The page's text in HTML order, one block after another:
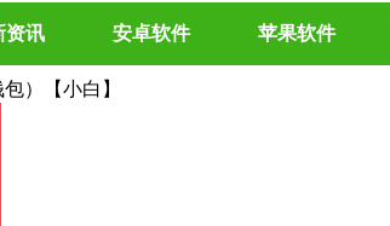
资讯 安卓软件 苹果软件
）【小白】